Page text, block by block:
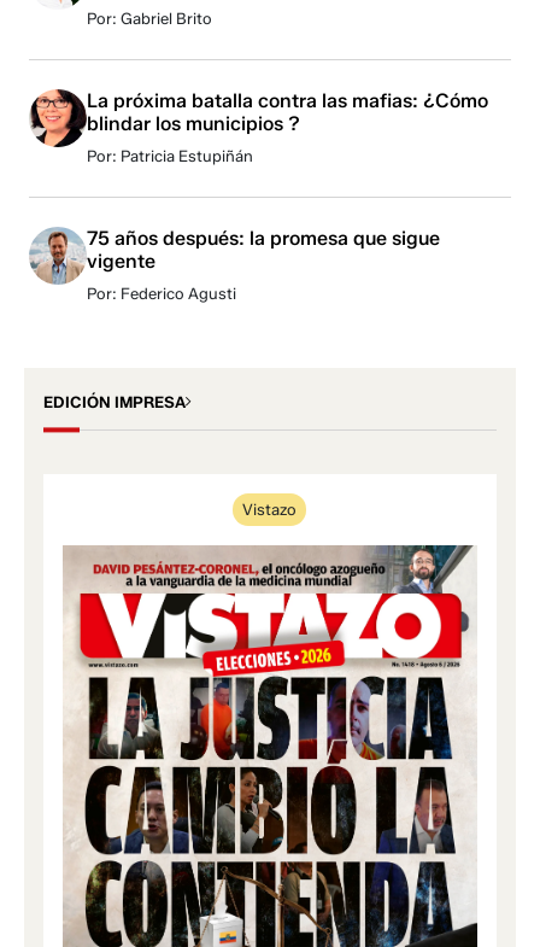
Por: Gabriel Brito
La próxima batalla contra las mafias: ¿Cómo
blindar los municipios ?
Por: Patricia Estupiñán
75 años después: la promesa que sigue
vigente
Por: Federico Agusti
EDICIÓN IMPRESA
Vistazo